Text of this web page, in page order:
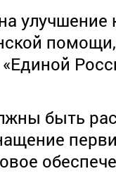
улучшение
быть